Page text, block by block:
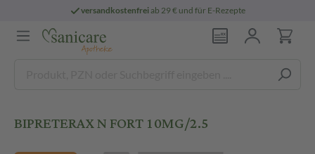
versandkostenfreiab 29 € und für E-Rezepte
BIPRETERAX N FORT 10MG/2.5